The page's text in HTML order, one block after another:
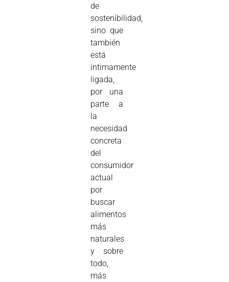
de
sostenibilidad,
sino que
también
está
íntimamente
ligada,
por una
parte a
la
necesidad
concreta
del
consumidor
actual
por
buscar
alimentos
más
naturales
y sobre
todo,
más